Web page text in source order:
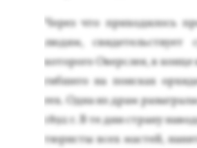
Че­рез что при­ходи­лось
лю­дям, сви­детель­ству­ет
кото­рого Овер­слея, в
гиб­ше­го на по­ис­ках
rex. Од­на из драм
1892 г. В те дни стра­ну
тю­рис­ты всех мас­тей,